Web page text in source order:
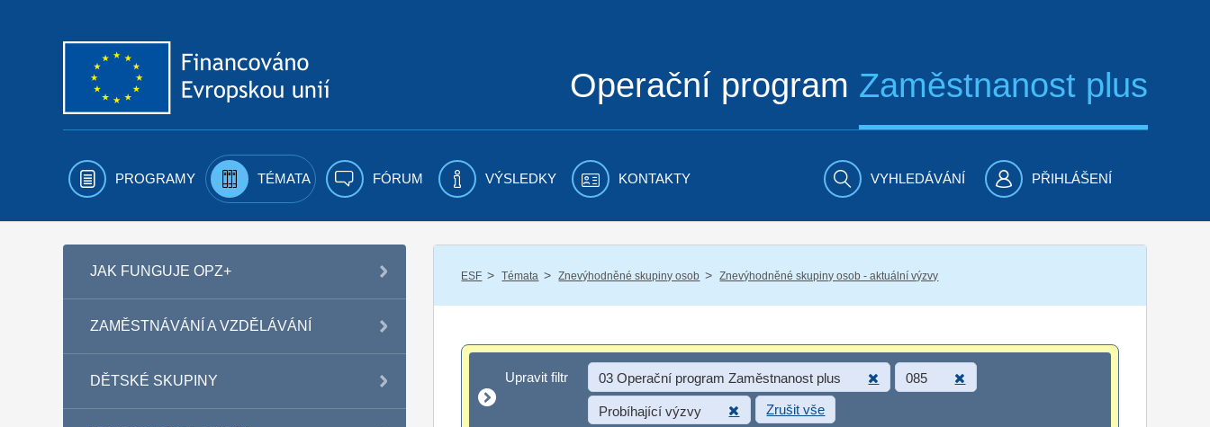
Operační program Zaměstnanost plus
PROGRAMY TÉMATA FÓRUM VÝSLEDKY KONTAKTY VYHLEDÁVÁNÍ PŘIHLÁŠENÍ
JAK FUNGUJE OPZ+
ZAMĚSTNÁVÁNÍ A VZDĚLÁVÁNÍ
DĚTSKÉ SKUPINY
ESF / Témata / Znevýhodněné skupiny osob / Znevýhodněné skupiny osob - aktuální výzvy
Upravit filtr
Upravit filtr 03 Operační program Zaměstnanost plus 085
Probíhající výzvy Zrušit vše